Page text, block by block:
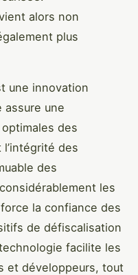
alors non
plus
une innovation
assure une
des
des
des
les
la confiance des
de défiscalisation
facilite les
et développeurs, tout